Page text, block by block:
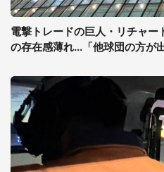
電撃トレードの巨人・リチャー
の存在感薄れ...「他球団の方が